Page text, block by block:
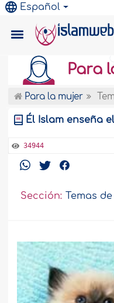
Español
Para
Para la mujer
Él Islam enseña
34944
Sección: Temas